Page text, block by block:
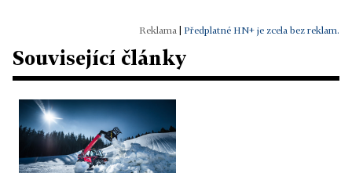
Předplatné HN+ je zcela bez reklam.
Související články